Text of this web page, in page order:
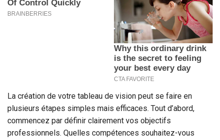
La création de votre tableau de vision peut se faire en
plusieurs étapes simples mais efficaces. Tout d’abord,
commencez par définir clairement vos objectifs
professionnels. Quelles compétences souhaitez-vous